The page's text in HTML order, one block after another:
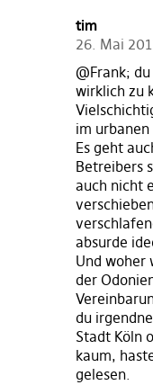
tim
26. Mai
@Frank;
wirklich zu
im
Es geht
Betreibers
auch nicht
absurde
Und woher
der
du
Stadt Köln
kaum,
gelesen.